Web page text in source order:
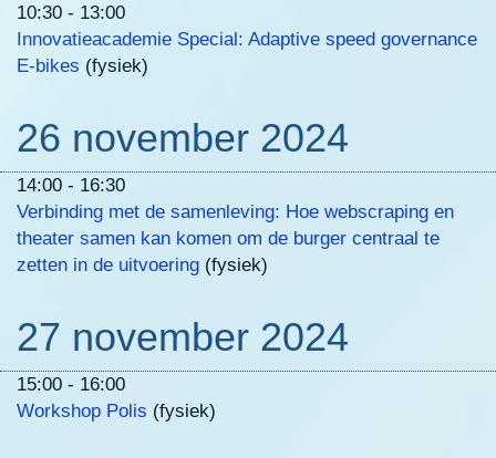
10:30 - 13:00
Innovatieacademie Special: Adaptive speed governance
E-bikes (fysiek)
26 november 2024
14:00 - 16:30
Verbinding met de samenleving: Hoe webscraping en
theater samen kan komen om de burger centraal te
zetten in de uitvoering (fysiek)
27 november 2024
15:00 - 16:00
Workshop Polis (fysiek)